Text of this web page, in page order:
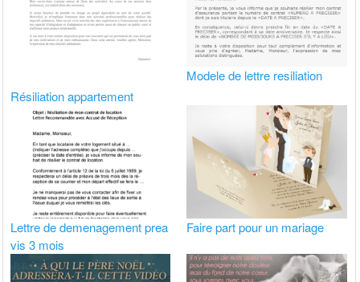
Résiliation appartement
Modele de lettre resiliation
Lettre de demenagement prea
vis 3 mois
Faire part pour un mariage